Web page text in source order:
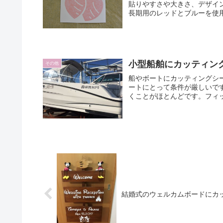
貼りやすさや大きさ、デザイ
長期用のレッドとブルーを使
その他 小型船舶にカッティン
船やボートにカッティングシ
ートにとって条件が厳しいで
くことがほとんどです。フ
結婚式のウェルカムボードにカ